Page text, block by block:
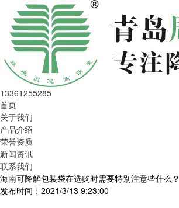
13361255285
首页
关于我们
产品介绍
荣誉资质
新闻资讯
联系我们
海南可降解包装袋在选购时需要特别注意些什么？
发布时间：2021/3/13 9:23:00